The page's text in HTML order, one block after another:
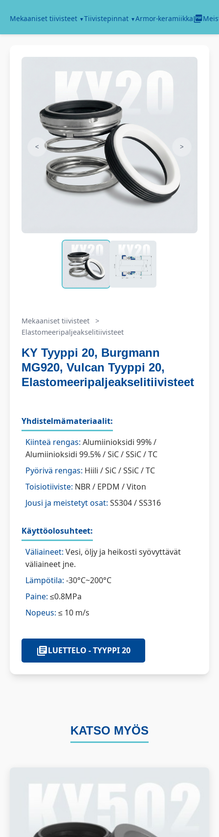
Mekaaniset tiivisteet Tiivistepinnat Armor-keramiikka
< >
Mekaaniset tiivisteet
>
Elastomeeripaljeakselitiivisteet
KY Tyyppi 20, Burgmann
MG920, Vulcan Tyyppi 20,
Elastomeeripaljeakselitiivisteet
Yhdistelmämateriaalit:
Kiinteä rengas: Alumiinioksidi 99% /
Alumiinioksidi 99.5% / SiC / SSiC / TC
Pyörivä rengas: Hiili / SiC / SSiC / TC
Toisiotiiviste: NBR / EPDM / Viton
Jousi ja meistetyt osat: SS304 / SS316
Käyttöolosuhteet:
Väliaineet: Vesi, öljy ja heikosti syövyttävät
väliaineet jne.
Lämpötila: -30°C~200°C
Paine: ≤0.8MPa
Nopeus: ≤ 10 m/s
LUETTELO - TYYPPI 20
KATSO MYÖS